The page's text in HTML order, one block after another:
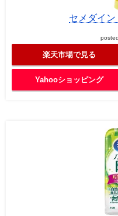
セメダイン
楽天市場で見る
Yahooショッピング